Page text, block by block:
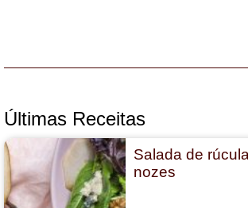
Últimas Receitas
Salada de
nozes